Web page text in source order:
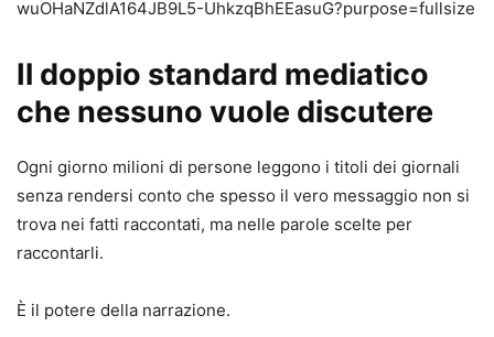
Il doppio standard mediatico
che nessuno vuole discutere
Ogni giorno milioni di persone leggono i titoli dei giornali
senza rendersi conto che spesso il vero messaggio non si
trova nei fatti raccontati, ma nelle parole scelte per
raccontarli.
È il potere della narrazione.